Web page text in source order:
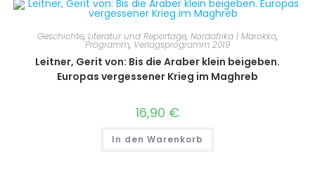
Geschichte, Literatur und Reportage, Nordafrika | Marokko,
Programm, Verlagsprogramm 2019
Leitner, Gerit von: Bis die Araber klein beigeben.
Europas vergessener Krieg im Maghreb
16,90 €
In den Warenkorb